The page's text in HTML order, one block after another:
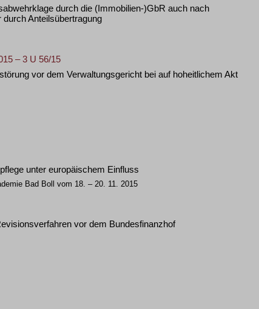
durch die (Immobilien-)GbR auch nach
Anteilsübertragung
– 3 U 56/15
vor dem Verwaltungsgericht bei auf hoheitlichem Akt
unter europäischem Einfluss
Bad Boll vom 18. – 20. 11. 2015
vor dem Bundesfinanzhof